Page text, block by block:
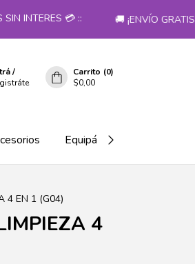
INTERES 💳 :: 🚚 ¡ENVÍO GRATIS
/
Carrito (0)
$0,00
Equipá tu salón!
4 EN 1 (G04)
4